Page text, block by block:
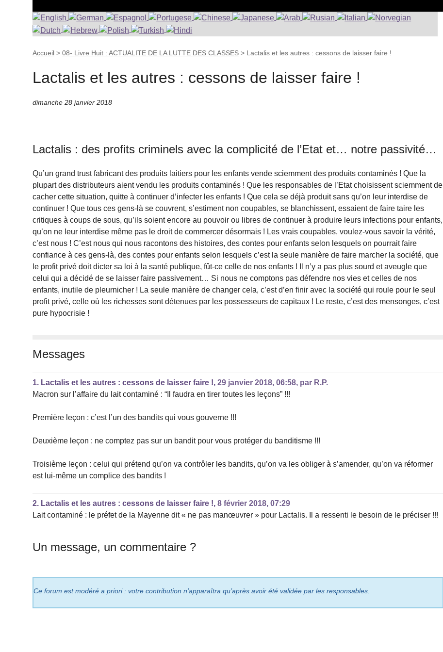
Accueil >08- Livre Huit : ACTUALITE DE LA LUTTE DES CLASSES > Lactalis et les autres : cessons de laisser faire !
Lactalis et les autres : cessons de laisser faire !
dimanche 28 janvier 2018
Lactalis : des profits criminels avec la complicité de l’Etat et… notre passivité…
Qu’un grand trust fabricant des produits laitiers pour les enfants vende sciemment des produits contaminés ! Que la
plupart des distributeurs aient vendu les produits contaminés ! Que les responsables de l’Etat choisissent sciemment de
cacher cette situation, quitte à continuer d’infecter les enfants ! Que cela se déjà produit sans qu’on leur interdise de
continuer ! Que tous ces gens-là se couvrent, s’estiment non coupables, se blanchissent, essaient de faire taire les
critiques à coups de sous, qu’ils soient encore au pouvoir ou libres de continuer à produire leurs infections pour enfants,
qu’on ne leur interdise même pas le droit de commercer désormais ! Les vrais coupables, voulez-vous savoir la vérité,
c’est nous ! C’est nous qui nous racontons des histoires, des contes pour enfants selon lesquels on pourrait faire
confiance à ces gens-là, des contes pour enfants selon lesquels c’est la seule manière de faire marcher la société, que
le profit privé doit dicter sa loi à la santé publique, fût-ce celle de nos enfants ! Il n’y a pas plus sourd et aveugle que
celui qui a décidé de se laisser faire passivement… Si nous ne comptons pas défendre nos vies et celles de nos
enfants, inutile de pleurnicher ! La seule manière de changer cela, c’est d’en finir avec la société qui roule pour le seul
profit privé, celle où les richesses sont détenues par les possesseurs de capitaux ! Le reste, c’est des mensonges, c’est
pure hypocrisie !
Messages
1. Lactalis et les autres : cessons de laisser faire !,29 janvier 2018, 06:58, par R.P.
Macron sur l’affaire du lait contaminé : “Il faudra en tirer toutes les leçons” !!!
Première leçon : c’est l’un des bandits qui vous gouverne !!!
Deuxième leçon : ne comptez pas sur un bandit pour vous protéger du banditisme !!!
Troisième leçon : celui qui prétend qu’on va contrôler les bandits, qu’on va les obliger à s’amender, qu’on va réformer
est lui-même un complice des bandits !
2. Lactalis et les autres : cessons de laisser faire !,8 février 2018, 07:29
Lait contaminé : le préfet de la Mayenne dit « ne pas manœuvrer » pour Lactalis. Il a ressenti le besoin de le préciser !!!
Un message, un commentaire ?
Ce forum est modéré a priori : votre contribution n’apparaîtra qu’après avoir été validée par les responsables.